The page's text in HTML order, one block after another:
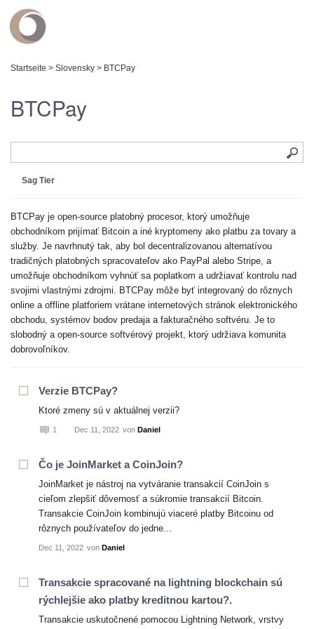
Startseite > Slovensky > BTCPay
BTCPay
Sag Tier
BTCPay je open-source platobný procesor, ktorý umožňuje
obchodníkom prijímať Bitcoin a iné kryptomeny ako platbu za tovary a
služby. Je navrhnutý tak, aby bol decentralizovanou alternatívou
tradičných platobných spracovateľov ako PayPal alebo Stripe, a
umožňuje obchodníkom vyhnúť sa poplatkom a udržiavať kontrolu nad
svojimi vlastnými zdrojmi. BTCPay môže byť integrovaný do rôznych
online a offline platforiem vrátane internetových stránok elektronického
obchodu, systémov bodov predaja a fakturačného softvéru. Je to
slobodný a open-source softvérový projekt, ktorý udržiava komunita
dobrovoľníkov.
Verzie BTCPay?
Ktoré zmeny sú v aktuálnej verzii?
1 Dec 11, 2022 vonDaniel
Čo je JoinMarket a CoinJoin?
JoinMarket je nástroj na vytváranie transakcií CoinJoin s
cieľom zlepšiť dôvernosť a súkromie transakcií Bitcoin.
Transakcie CoinJoin kombinujú viaceré platby Bitcoinu od
rôznych používateľov do jedne...
Dec 11, 2022 vonDaniel
Transakcie spracované na lightning blockchain sú
rýchlejšie ako platby kreditnou kartou?.
Transakcie uskutočnené pomocou Lightning Network, vrstvy